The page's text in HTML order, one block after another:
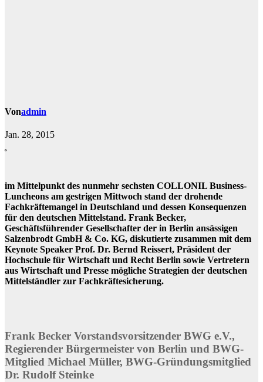
Vonadmin
Jan. 28, 2015
im Mittelpunkt des nunmehr sechsten COLLONIL Business-
Luncheons am gestrigen Mittwoch stand der drohende
Fachkräftemangel in Deutschland und dessen Konsequenzen
für den deutschen Mittelstand. Frank Becker,
Geschäftsführender Gesellschafter der in Berlin ansässigen
Salzenbrodt GmbH & Co. KG, diskutierte zusammen mit dem
Keynote Speaker Prof. Dr. Bernd Reissert, Präsident der
Hochschule für Wirtschaft und Recht Berlin sowie Vertretern
aus Wirtschaft und Presse mögliche Strategien der deutschen
Mittelständler zur Fachkräftesicherung.
Frank Becker Vorstandsvorsitzender BWG e.V.,
Regierender Bürgermeister von Berlin und BWG-
Mitglied Michael Müller, BWG-Gründungsmitglied
Dr. Rudolf Steinke